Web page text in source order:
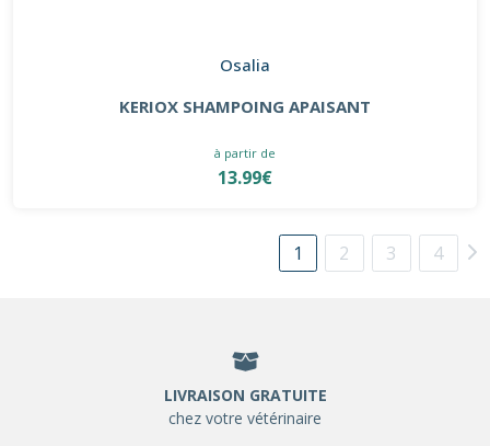
Osalia
KERIOX SHAMPOING APAISANT
à partir de
13.99€
1 2 3 4
LIVRAISON GRATUITE
chez votre vétérinaire